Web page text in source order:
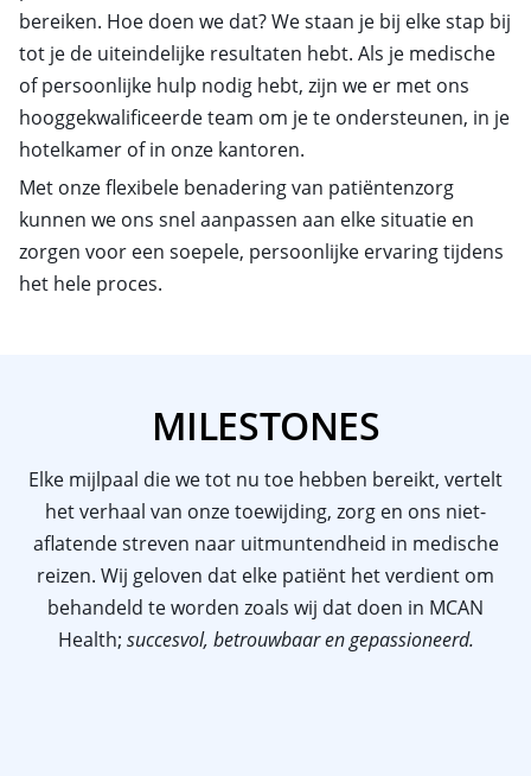
bereiken. Hoe doen we dat? We staan je bij elke stap bij
tot je de uiteindelijke resultaten hebt. Als je medische
of persoonlijke hulp nodig hebt, zijn we er met ons
hooggekwalificeerde team om je te ondersteunen, in je
hotelkamer of in onze kantoren.
Met onze flexibele benadering van patiëntenzorg
kunnen we ons snel aanpassen aan elke situatie en
zorgen voor een soepele, persoonlijke ervaring tijdens
het hele proces.
MILESTONES
Elke mijlpaal die we tot nu toe hebben bereikt, vertelt
het verhaal van onze toewijding, zorg en ons niet-
aflatende streven naar uitmuntendheid in medische
reizen. Wij geloven dat elke patiënt het verdient om
behandeld te worden zoals wij dat doen in MCAN
Health; succesvol, betrouwbaar en gepassioneerd.